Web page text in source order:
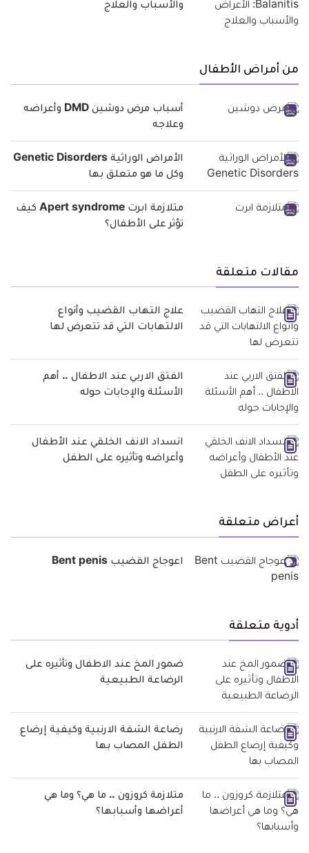
والأسباب والعلاج
من أمراض الأطفال
أسباب مرض دوشين DMD وأعراضه
وعلاجه
الأمراض الوراثية Genetic Disorders
وكل ما هو متعلق بها
متلازمة ابرت Apert syndrome كيف
تؤثر على الأطفال؟
مقالات متعلقة
علاج التهاب القضيب وأنواع
الالتهابات التي قد تتعرض لها
الفتق الاربي عند الاطفال .. أهم
الأسئلة والإجابات حوله
انسداد الانف الخلقي عند الأطفال
وأعراضه وتأثيره على الطفل
أعراض متعلقة
اعوجاج القضيب Bent penis
أدوية متعلقة
ضمور المخ عند الاطفال وتأثيره على
الرضاعة الطبيعية
رضاعة الشفة الارنبية وكيفية إرضاع
الطفل المصاب بها
متلازمة كروزون .. ما هي؟ وما هي
أعراضها وأسبابها؟